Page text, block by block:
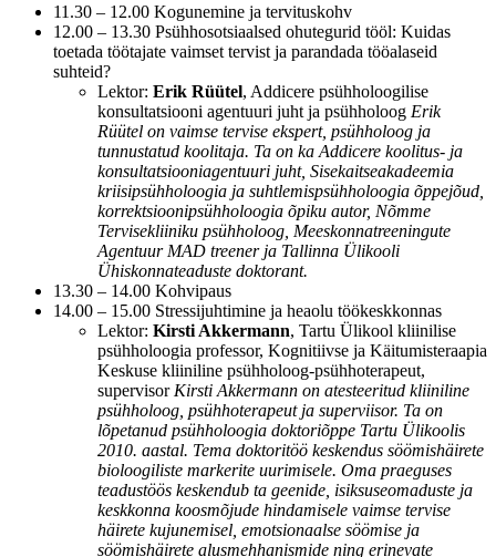
11.30 – 12.00 Kogunemine ja tervituskohv
12.00 – 13.30 Psühhosotsiaalsed ohutegurid tööl: Kuidas
toetada töötajate vaimset tervist ja parandada tööalaseid
suhteid?
Lektor: Erik Rüütel, Addicere psühholoogilise
konsultatsiooni agentuuri juht ja psühholoog Erik
Rüütel on vaimse tervise ekspert, psühholoog ja
tunnustatud koolitaja. Ta on ka Addicere koolitus- ja
konsultatsiooniagentuuri juht, Sisekaitseakadeemia
kriisipsühholoogia ja suhtlemispsühholoogia õppejõud,
korrektsioonipsühholoogia õpiku autor, Nõmme
Tervisekliiniku psühholoog, Meeskonnatreeningute
Agentuur MAD treener ja Tallinna Ülikooli
Ühiskonnateaduste doktorant.
13.30 – 14.00 Kohvipaus
14.00 – 15.00 Stressijuhtimine ja heaolu töökeskkonnas
Lektor: Kirsti Akkermann, Tartu Ülikool kliinilise
psühholoogia professor, Kognitiivse ja Käitumisteraapia
Keskuse kliiniline psühholoog-psühhoterapeut,
supervisor Kirsti Akkermann on atesteeritud kliiniline
psühholoog, psühhoterapeut ja superviisor. Ta on
lõpetanud psühholoogia doktoriõppe Tartu Ülikoolis
2010. aastal. Tema doktoritöö keskendus söömishäirete
bioloogiliste markerite uurimisele. Oma praeguses
teadustöös keskendub ta geenide, isiksuseomaduste ja
keskkonna koosmõjude hindamisele vaimse tervise
häirete kujunemisel, emotsionaalse söömise ja
söömishäirete alusmehhanismide ning erinevate